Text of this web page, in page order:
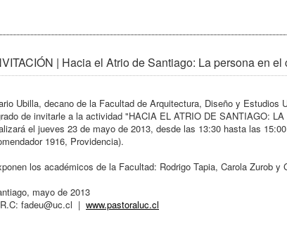
| Hacia el Atrio de Santiago: La persona en
Ubilla, decano de la Facultad de Arquitectura, Diseño y
de invitarle a la actividad "HACIA EL ATRIO DE SANTIAGO:
el jueves 23 de mayo de 2013, desde las 13:30 hasta las
1916, Providencia).
los académicos de la Facultad: Rodrigo Tapia, Carola Zurob y
mayo de 2013
fadeu@uc.cl | www.pastoraluc.cl